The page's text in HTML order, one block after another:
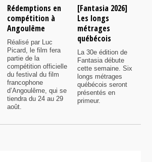
Rédemptions en
compétition à
Angoulême
Réalisé par Luc
Picard, le film fera
partie de la
compétition officielle
du festival du film
francophone
d’Angoulême, qui se
tiendra du 24 au 29
août.
[Fantasia 2026]
Les longs
métrages
québécois
La 30e édition de
Fantasia débute
cette semaine. Six
longs métrages
québécois seront
présentés en
primeur.